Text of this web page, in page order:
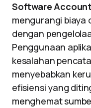
Software
mengurangi biaya
dengan
Penggunaan
kesalahan
menyebabkan
efisiensi yang
menghemat